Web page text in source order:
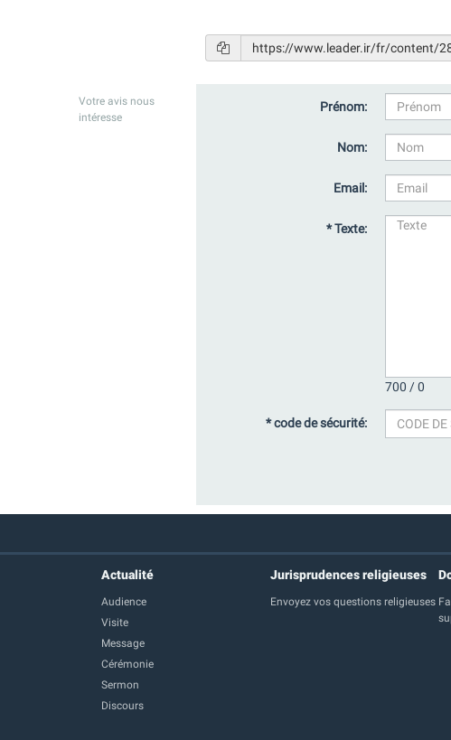
Votre avis nous
intéresse
Prénom:
Nom:
Email:
* Texte:
700 /0
* code de sécurité:
Actualité
Audience
Visite
Message
Cérémonie
Sermon
Discours
Jurisprudences religieuses
Envoyez vos questions religieuses